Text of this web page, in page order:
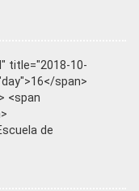
title="2018-10-
span>
<span
de